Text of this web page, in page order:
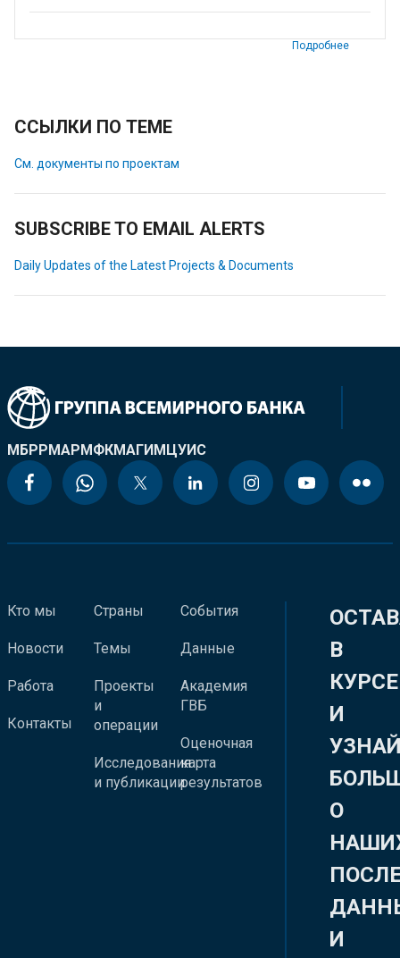
Подробнее
ССЫЛКИ ПО ТЕМЕ
См. документы по проектам
SUBSCRIBE TO EMAIL ALERTS
Daily Updates of the Latest Projects & Documents
МБРРМАРМФКМАГИМЦУИС
Кто мы
Новости
Работа
Контакты
Страны
Темы
Проекты
и
операции
Исследования
и публикации
События
Данные
Академия
ГВБ
Оценочная
карта
результатов
В
КУРСЕ
И
О
И